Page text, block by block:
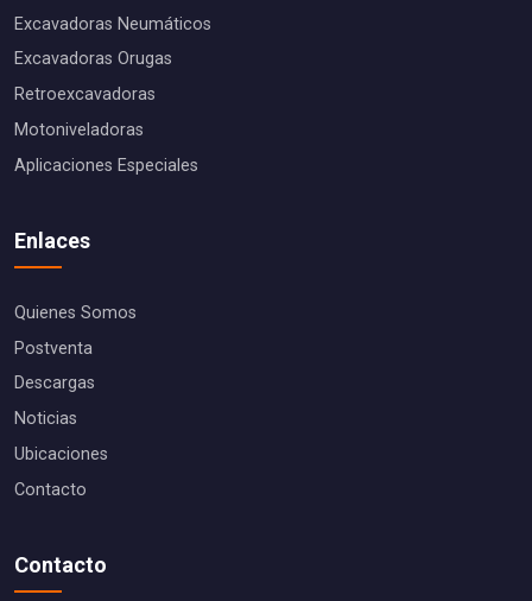
Excavadoras Neumáticos
Excavadoras Orugas
Retroexcavadoras
Motoniveladoras
Aplicaciones Especiales
Enlaces
Quienes Somos
Postventa
Descargas
Noticias
Ubicaciones
Contacto
Contacto